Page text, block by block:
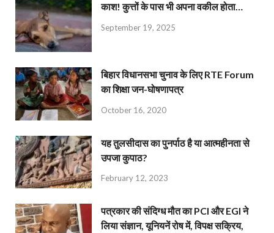
काश! कुत्तों के पास भी अपना वकील होता…
September 19, 2025
बिहार विधानसभा चुनाव के लिए RTE Forum
का शिक्षा जन-घोषणापत्र
October 16, 2020
यह तुलसीदास का पुनर्पाठ है या आत्महीनता से
उपजा कुपाठ?
February 12, 2023
पत्रकार की संदिग्ध मौत का PCI और EGI ने
लिया संज्ञान, यूनियनें रोष में, विपक्ष सक्रिय,